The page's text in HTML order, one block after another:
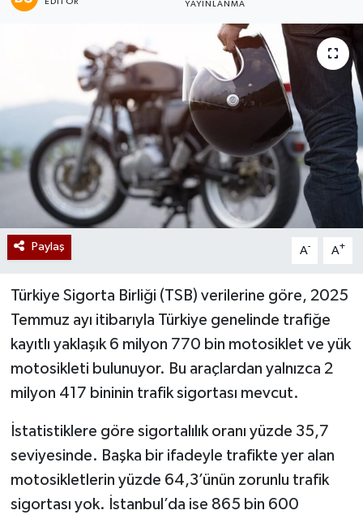
EDITÖR YAYINLANMA
Paylaş A- A+
Türkiye Sigorta Birliği (TSB) verilerine göre, 2025
Temmuz ayı itibarıyla Türkiye genelinde trafiğe
kayıtlı yaklaşık 6 milyon 770 bin motosiklet ve yük
motosikleti bulunuyor. Bu araçlardan yalnızca 2
milyon 417 bininin trafik sigortası mevcut.
İstatistiklere göre sigortalılık oranı yüzde 35,7
seviyesinde. Başka bir ifadeyle trafikte yer alan
motosikletlerin yüzde 64,3’ünün zorunlu trafik
sigortası yok. İstanbul’da ise 865 bin 600